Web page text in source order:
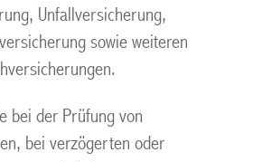
Unfallversicherung,
sowie weiteren
bei der Prüfung von
bei verzögerten oder